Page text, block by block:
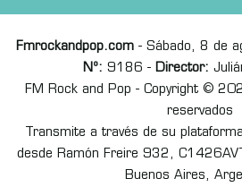
Fmrockandpop.com- Sábado, 8 de
Nº: 9186 - Director:
FM Rock and Pop - Copyright ©
reservados
Transmite a través de su
desde Ramón Freire 932,
Buenos Aires,